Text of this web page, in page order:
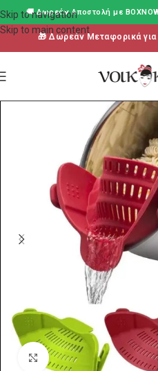
Skip to navigation
Skip to main content
🚚 Δωρεάν Aποστολή με
🎁 Δωρεάν Μεταφορικά
Click to enlarge